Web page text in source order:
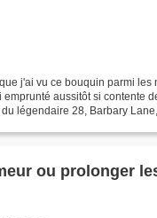
j'ai vu ce bouquin parmi les
aussitôt si contente
légendaire 28, Barbary
ou prolonger